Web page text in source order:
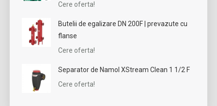
Cere oferta!
Butelii de egalizare DN 200F | prevazute cu
flanse
Cere oferta!
Separator de Namol XStream Clean 1 1/2 F
Cere oferta!